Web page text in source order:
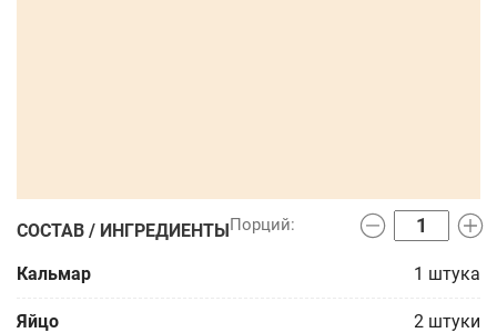
СОСТАВ / ИНГРЕДИЕНТЫ
Кальмар 1 штука
Яйцо 2 штуки